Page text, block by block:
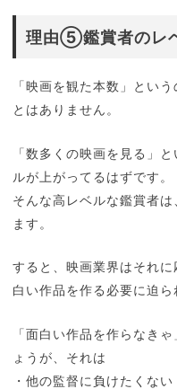
理由⑤鑑賞者のレ
「映画を観た本数」とい
とはありません。
「数多くの映画を見る」
ルが上がってるはずです。
そんな高レベルな鑑賞者
ます。
すると、映画業界はそれ
白い作品を作る必要に迫ら
「面白い作品を作らなき
ょうが、それは
・他の監督に負けたくない